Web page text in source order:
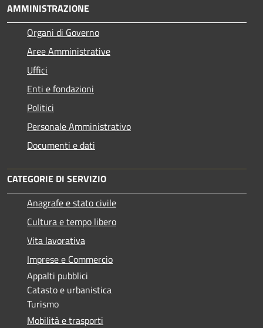
AMMINISTRAZIONE
Organi di Governo
Aree Amministrative
Uffici
Enti e fondazioni
Politici
Personale Amministrativo
Documenti e dati
CATEGORIE DI SERVIZIO
Anagrafe e stato civile
Cultura e tempo libero
Vita lavorativa
Imprese e Commercio
Appalti pubblici
Catasto e urbanistica
Turismo
Mobilità e trasporti